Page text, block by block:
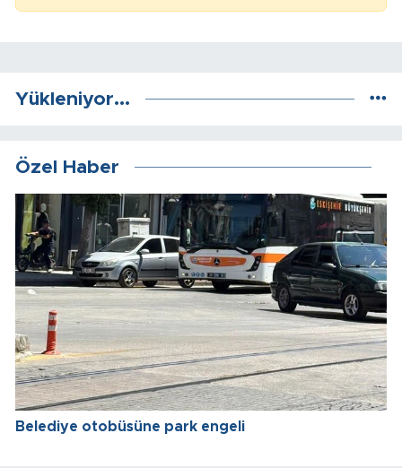
Yükleniyor...
Özel Haber
Belediye otobüsüne park engeli